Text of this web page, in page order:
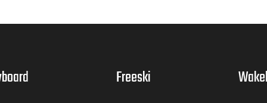
Freeski